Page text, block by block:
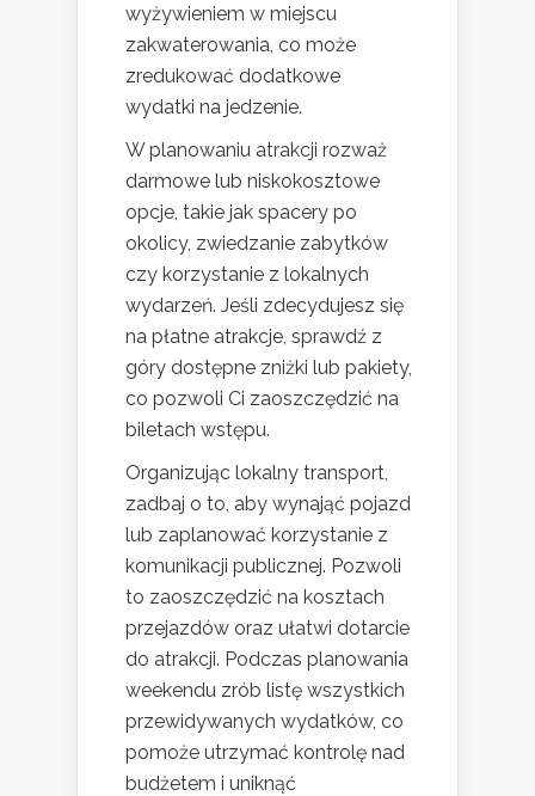
wyżywieniem w miejscu
zakwaterowania, co może
zredukować dodatkowe
wydatki na jedzenie.
W planowaniu atrakcji rozważ
darmowe lub niskokosztowe
opcje, takie jak spacery po
okolicy, zwiedzanie zabytków
czy korzystanie z lokalnych
wydarzeń. Jeśli zdecydujesz się
na płatne atrakcje, sprawdź z
góry dostępne zniżki lub pakiety,
co pozwoli Ci zaoszczędzić na
biletach wstępu.
Organizując lokalny transport,
zadbaj o to, aby wynająć pojazd
lub zaplanować korzystanie z
komunikacji publicznej. Pozwoli
to zaoszczędzić na kosztach
przejazdów oraz ułatwi dotarcie
do atrakcji. Podczas planowania
weekendu zrób listę wszystkich
przewidywanych wydatków, co
pomoże utrzymać kontrolę nad
budżetem i uniknąć